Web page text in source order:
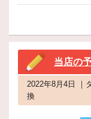
当店の
2022年8月4日 ｜
換